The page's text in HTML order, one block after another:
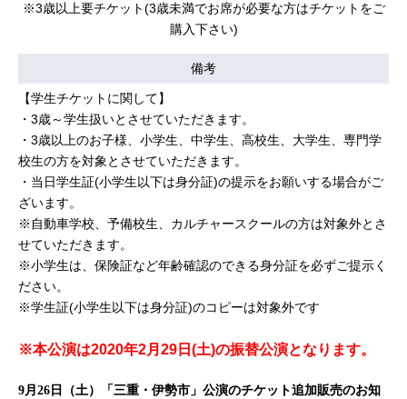
※3歳以上要チケット(3歳未満でお席が必要な方はチケットをご
購入下さい)
備考
【学生チケットに関して】
・3歳～学生扱いとさせていただきます。
・3歳以上のお子様、小学生、中学生、高校生、大学生、専門学
校生の方を対象とさせていただきます。
・当日学生証(小学生以下は身分証)の提示をお願いする場合がご
ざいます。
※自動車学校、予備校生、カルチャースクールの方は対象外とさ
せていただきます。
※小学生は、保険証など年齢確認のできる身分証を必ずご提示く
ださい。
※学生証(小学生以下は身分証)のコピーは対象外です
※本公演は2020年2月29日(土)の振替公演となります。
9月26日（土）「三重・伊勢市」公演のチケット追加販売のお知